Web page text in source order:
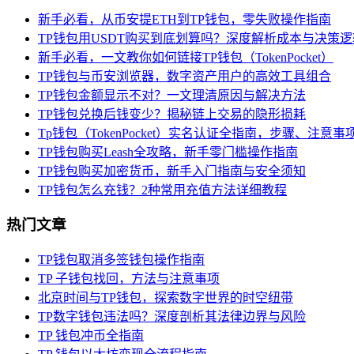
新手必看，从币安提ETH到TP钱包，零失败操作指南
TP钱包用USDT购买到底划算吗？深度解析成本与决策
新手必看，一文教你如何链接TP钱包（TokenPocket）
TP钱包与币安浏览器，数字资产用户的高效工具组合
TP钱包金额显示不对？一文理清原因与解决方法
TP钱包兑换后钱变少？揭秘链上交易的隐形损耗
Tp钱包（TokenPocket）实名认证全指南，步骤、注意事
TP钱包购买Leash全攻略，新手零门槛操作指南
TP钱包购买加密货币，新手入门指南与安全须知
TP钱包怎么充钱？2种常用充值方法详细教程
热门文章
TP钱包取消多签钱包操作指南
TP 子钱包找回，方法与注意事项
北京时间与TP钱包，探索数字世界的时空纽带
TP数字钱包违法吗？深度剖析其法律边界与风险
TP 钱包冲币全指南